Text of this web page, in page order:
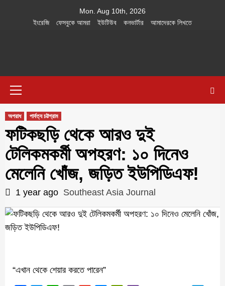
Mon. Aug 10th, 2026
ইংরেজি
ফেসবুকে আমরা ইউটিউব কনভার্টার আমাদেরকে লিখতে
Southeast
Asia Journal
অপরাধ পার্বত্য চট্টগ্রাম
ফটিকছড়ি থেকে আরও দুই
টেলিকমকর্মী অপহরণ: ১০ দিনেও
মেলেনি খোঁজ, জড়িত ইউপিডিএফ!
1 year ago Southeast Asia Journal
“এখান থেকে শেয়ার করতে পারেন”